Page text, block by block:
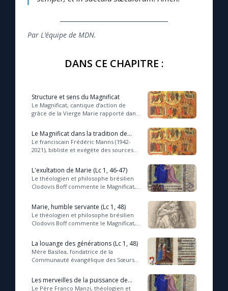
Par L’équipe de MDN.
DANS CE CHAPITRE :
Structure et sens du Magnificat
Le Magnificat, cantique d’action de
grâce de la Vierge Marie rapporté dans
de l’épisode de la Visitation de...
Le Magnificat dans la tradition de
prière d'Israël
Le franciscain Frédéric Manns (1942-
2021), bibliste et exégète des sources
dont le cantique du Magnificat, expr...
L'exultation de Marie (Lc 1, 46-47)
Le théologien et philosophe brésilien
Clodovis Boff commente le Magnificat,
Marie jailli lors de l’épisode de l...
Marie, humble servante (Lc 1, 48)
Le théologien et philosophe brésilien
Clodovis Boff commente le Magnificat,
Marie jailli lors de l’épisode de l...
La louange des générations (Lc 1, 48)
Mère Basilea, fondatrice de la
Communauté évangélique des Sœurs
médite sur le verset du cantique du
Magnificat, tel...
Les merveilles de la puissance de
Dieu (Lc 1, 49)
Le Père Franco Manzi, théologien et